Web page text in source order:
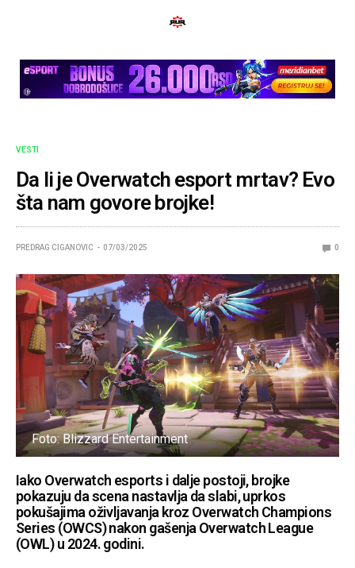
VESTI
Da li je Overwatch esport mrtav? Evo
šta nam govore brojke!
PREDRAG CIGANOVIC 07/03/2025 0
Foto: Blizzard Entertainment
Iako Overwatch esports i dalje postoji, brojke
pokazuju da scena nastavlja da slabi, uprkos
pokušajima oživljavanja kroz Overwatch Champions
Series (OWCS) nakon gašenja Overwatch League
(OWL) u 2024. godini.